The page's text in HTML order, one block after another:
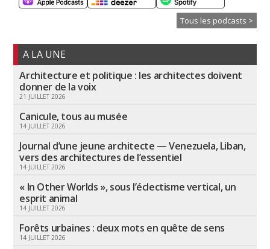
Tous les podcasts >
A LA UNE
Architecture et politique : les architectes doivent
donner de la voix
21 JUILLET 2026
Canicule, tous au musée
14 JUILLET 2026
Journal d’une jeune architecte — Venezuela, Liban,
vers des architectures de l’essentiel
14 JUILLET 2026
« In Other Worlds », sous l’éclectisme vertical, un
esprit animal
14 JUILLET 2026
Forêts urbaines : deux mots en quête de sens
14 JUILLET 2026